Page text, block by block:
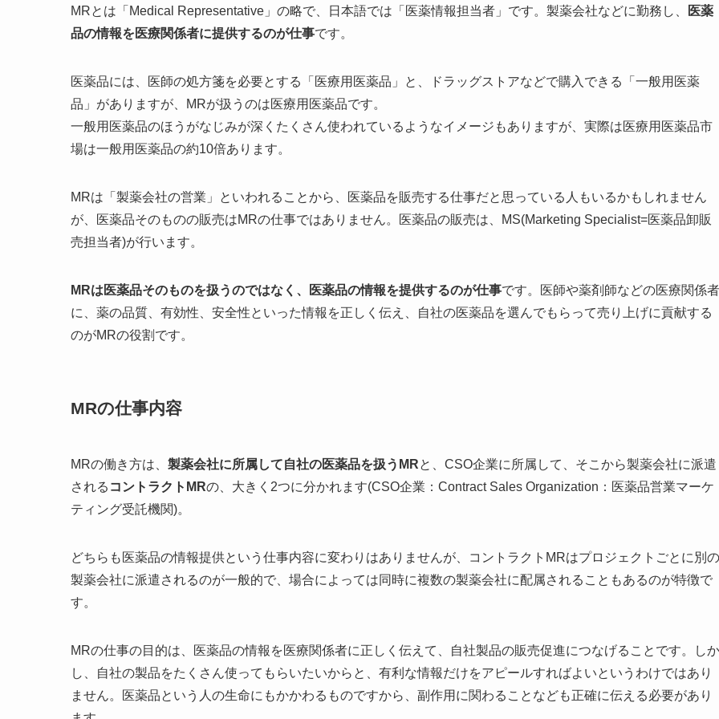
MRとは「Medical Representative」の略で、日本語では「医薬情報担当者」です。製薬会社などに勤務し、
医薬
品の情報を医療関係者に提供するのが仕事です。
医薬品には、医師の処方箋を必要とする「医療用医薬品」と、ドラッグストアなどで購入できる「一般用医薬
品」がありますが、MRが扱うのは医療用医薬品です。
一般用医薬品のほうがなじみが深くたくさん使われているようなイメージもありますが、実際は医療用医薬品市
場は一般用医薬品の約10倍あります。
MRは「製薬会社の営業」といわれることから、医薬品を販売する仕事だと思っている人もいるかもしれません
が、医薬品そのものの販売はMRの仕事ではありません。医薬品の販売は、MS(Marketing Specialist=医薬品卸販
売担当者)が行います。
MRは医薬品そのものを扱うのではなく、医薬品の情報を提供するのが仕事です。医師や薬剤師などの医療関係者
に、薬の品質、有効性、安全性といった情報を正しく伝え、自社の医薬品を選んでもらって売り上げに貢献する
のがMRの役割です。
MRの仕事内容
MRの働き方は、 製薬会社に所属して自社の医薬品を扱うMRと、CSO企業に所属して、そこから製薬会社に派遣
される コントラクトMRの、大きく2つに分かれます(CSO企業：Contract Sales Organization：医薬品営業マーケ
ティング受託機関)。
どちらも医薬品の情報提供という仕事内容に変わりはありませんが、コントラクトMRはプロジェクトごとに別の
製薬会社に派遣されるのが一般的で、場合によっては同時に複数の製薬会社に配属されることもあるのが特徴で
す。
MRの仕事の目的は、医薬品の情報を医療関係者に正しく伝えて、自社製品の販売促進につなげることです。しか
し、自社の製品をたくさん使ってもらいたいからと、有利な情報だけをアピールすればよいというわけではあり
ません。医薬品という人の生命にもかかわるものですから、副作用に関わることなども正確に伝える必要があり